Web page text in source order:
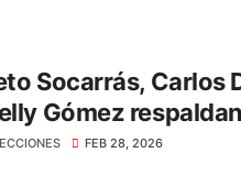
Socarrás, Carlos
Gómez
FEB 28, 2026